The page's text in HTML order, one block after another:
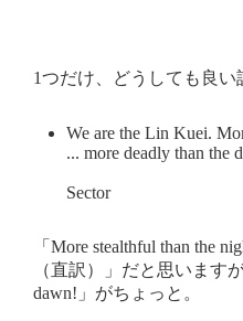
1つだけ、どうしても良い
We are the Lin Kuei.
... more deadly than the
Sector
「More stealthful than the
（直訳）」だと思います
dawn!」がちょっと。